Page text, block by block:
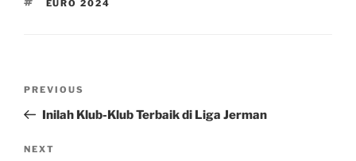
EURO 2024
Previous
Post
PREVIOUS
Inilah Klub-Klub Terbaik di Liga Jerman
Next
NEXT